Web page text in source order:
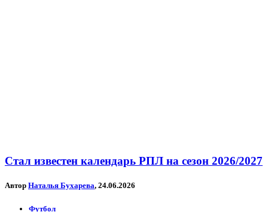
Стал известен календарь РПЛ на сезон 2026/2027
Автор Наталья Бухарева, 24.06.2026
Футбол